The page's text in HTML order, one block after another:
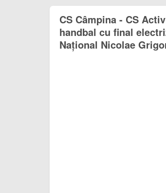
CS Câmpina - CS
handbal cu final
Național Nicolae